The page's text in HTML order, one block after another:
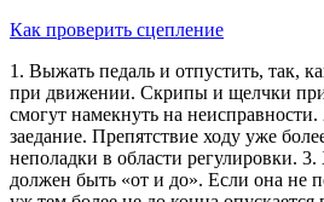
Как проверить сцепление
1. Выжать педаль и отпустить, так,
при движении. Скрипы и щелчки
смогут намекнуть на
заедание. Препятствие ходу уже
неполадки в области регулировки.
должен быть «от и до». Если она не